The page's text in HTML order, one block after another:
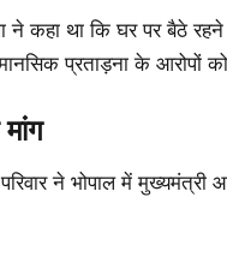
ने कहा था कि घर पर बैठे
प्रताड़ना के आरोपों
मांग
ने भोपाल में मुख्यमंत्री